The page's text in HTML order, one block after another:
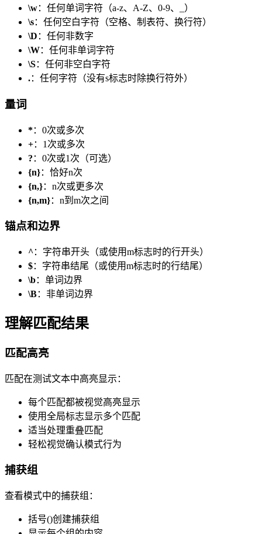
\w：任何单词字符（a-z、A-Z、0-9、_）
\s：任何空白字符（空格、制表符、换行符）
\D ：任何非数字
\W：任何非单词字符
\S：任何非空白字符
.：任何字符（没有s标志时除换行符外）
量词
*：0次或多次
+：1次或多次
? ：0次或1次（可选）
{n}：恰好n次
{n,}：n次或更多次
{n,m}：n到m次之间
锚点和边界
^：字符串开头（或使用m标志时的行开头）
$：字符串结尾（或使用m标志时的行结尾）
\b：单词边界
\B：非单词边界
理解匹配结果
匹配高亮
匹配在测试文本中高亮显示：
每个匹配都被视觉高亮显示
使用全局标志显示多个匹配
适当处理重叠匹配
轻松视觉确认模式行为
捕获组
查看模式中的捕获组：
括号()创建捕获组